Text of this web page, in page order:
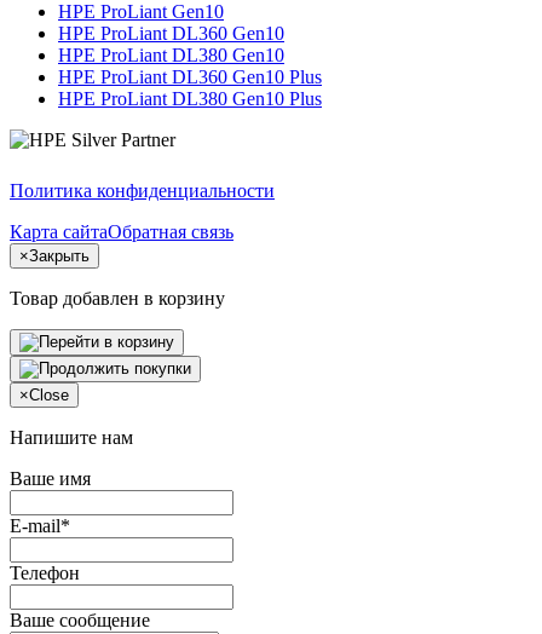
HPE ProLiant Gen10
HPE ProLiant DL360 Gen10
HPE ProLiant DL380 Gen10
HPE ProLiant DL360 Gen10 Plus
HPE ProLiant DL380 Gen10 Plus
Политика конфиденциальности
Карта сайтаОбратная связь
×Закрыть
Товар добавлен в корзину
×Close
Напишите нам
Ваше имя
E-mail*
Телефон
Ваше сообщение